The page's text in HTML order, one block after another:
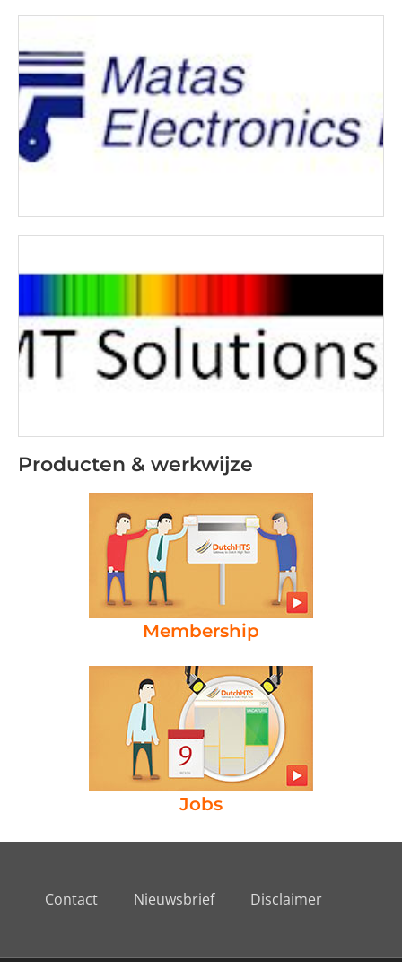
Producten & werkwijze
Membership
Jobs
Contact Nieuwsbrief Disclaimer